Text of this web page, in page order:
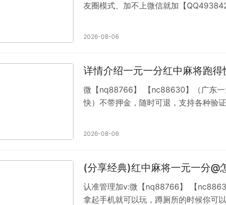
友圈模式、加不上微信就加【
账，放心畅玩。微信扫码支付。③一元
2026-08-06
详情介绍一元一分红中麻将跑得
微【nq88766】 【nc88630】（广东
快）不带押金，随时可退，支持各种验
2026-08-06
(分享经典)红中麻将一元一分@
认准管理加v:微【nq88766】 【
拿起手机就可以玩，蹲厕所的时候你可